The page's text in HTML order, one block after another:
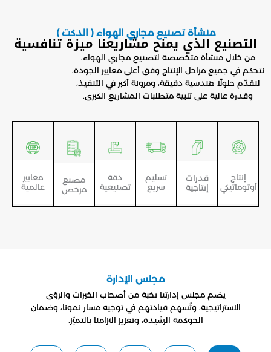
منشأة تصنيع مجاري الهواء ( الدكت )
التصنيع الذي يمنح مشاريعنا ميزة تنافسية
من خلال منشأة متخصصة لتصنيع مجاري الهواء،
نتحكم في جميع مراحل الإنتاج وفق أعلى معايير الجودة،
لنقدّم حلولًا هندسية دقيقة، ومرونة أكبر في التنفيذ،
وقدرة عالية على تلبية متطلبات المشاريع الكبرى.
إنتاج
أوتوماتيكي
قدرات
إنتاجية
تسليم
سريع
دقة
تصنيعية
مصنع
مرخص
معايير
عالمية
مجلس الإدارة
يضم مجلس إدارتنا نخبة من أصحاب الخبرات والرؤى
الاستراتيجية، وتُسهم قيادتهم في توجيه مسار نمونا، وضمان
الحوكمة الرشيدة، وتعزيز التزامنا بالتميّز.